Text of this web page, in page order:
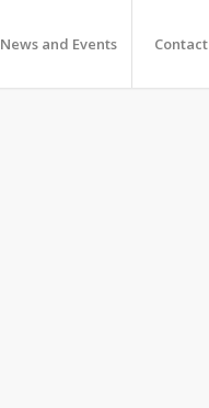
News and Events Contact